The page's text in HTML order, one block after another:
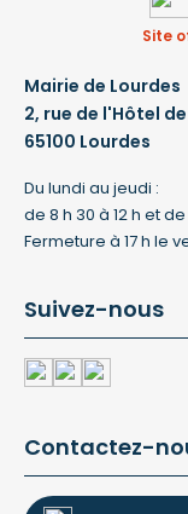
Site
Mairie de Lourdes
2, rue de l'Hôtel
65100 Lourdes
Du lundi au jeudi :
de 8 h 30 à 12 h et de
Fermeture à 17 h le
Suivez-nous
Contactez-